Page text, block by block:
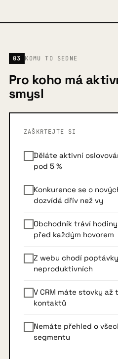
03 KOMU TO SEDNE
Pro koho má
smysl
ZAŠKRTEJTE SI
Děláte aktivní
pod 5 %
Konkurence se o
dozvídá dřív než vy
Obchodník tráví
před každým hovorem
Z webu chodí
neproduktivních
V CRM máte stovky
kontaktů
Nemáte přehled o
segmentu